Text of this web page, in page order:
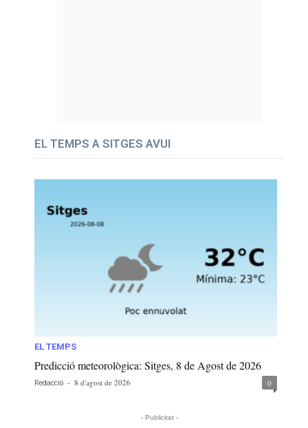
EL TEMPS A SITGES AVUI
EL TEMPS
Predicció meteorològica: Sitges, 8 de Agost de 2026
Redacció - 8 d'agost de 2026 0
- Publicitat -